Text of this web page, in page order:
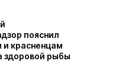
пояснил
и красненцам
здоровой рыбы